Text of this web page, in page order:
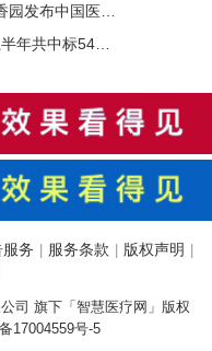
国医生 AI 调研
医疗、锐世医疗排前三
服务 服务条款 版权声明
司 旗下「智慧医疗网」版权
17004559号-5